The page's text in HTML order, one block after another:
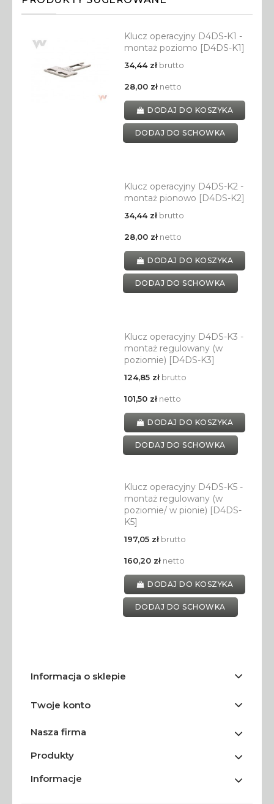
Klucz operacyjny D4DS-K1 -
montaż poziomo [D4DS-K1]
34,44 złbrutto
28,00 złnetto
DODAJ DO KOSZYKA
DODAJ DO SCHOWKA
Klucz operacyjny D4DS-K2 -
montaż pionowo [D4DS-K2]
34,44 złbrutto
28,00 złnetto
DODAJ DO KOSZYKA
DODAJ DO SCHOWKA
Klucz operacyjny D4DS-K3 -
montaż regulowany (w
poziomie) [D4DS-K3]
124,85 złbrutto
101,50 złnetto
DODAJ DO KOSZYKA
DODAJ DO SCHOWKA
Klucz operacyjny D4DS-K5 -
montaż regulowany (w
poziomie/ w pionie) [D4DS-
K5]
197,05 złbrutto
160,20 złnetto
DODAJ DO KOSZYKA
DODAJ DO SCHOWKA
Informacja o sklepie
Twoje konto
Nasza firma
Produkty
Informacje